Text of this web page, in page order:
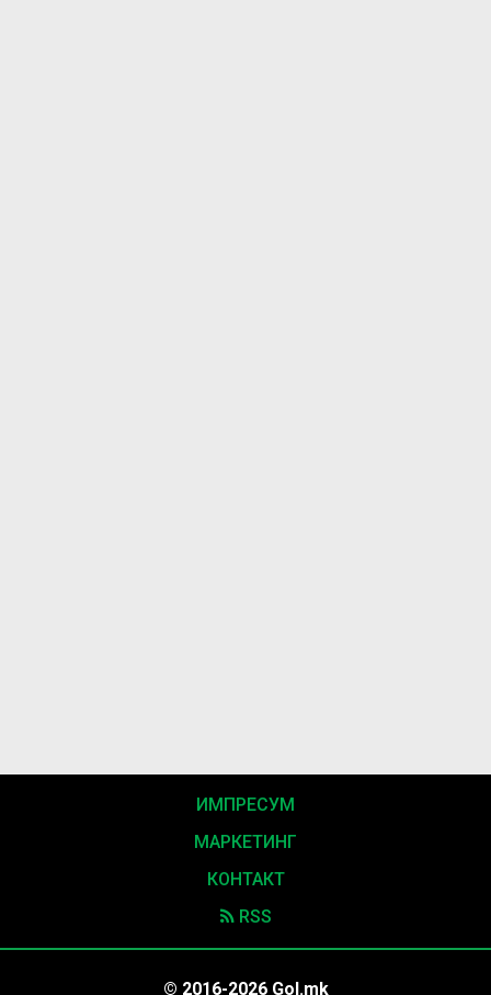
ИМПРЕСУМ
МАРКЕТИНГ
КОНТАКТ
RSS
© 2016-2026 Gol.mk